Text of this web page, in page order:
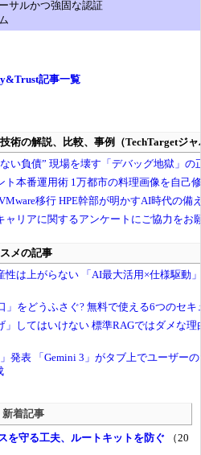
サルかつ強固な認証
記事一覧
着記事
を守る工夫、ルートキットを防ぐ （20